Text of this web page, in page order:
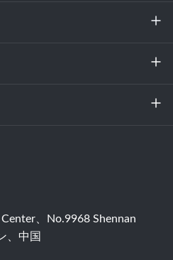
バー室
、No.9968 Shennan
、中国